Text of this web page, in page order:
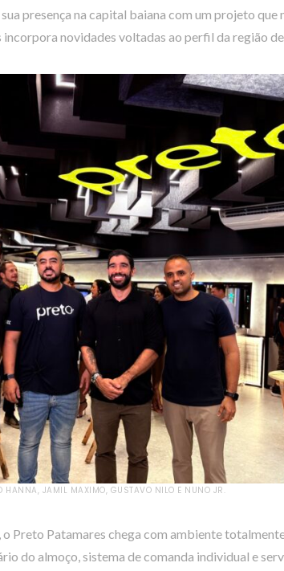
presença na capital baiana com um projeto que
incorpora novidades voltadas ao perfil da região
HANNA, JAMIL MAXIMO, GUSTAVO NILO E NUNO JR.
o Preto Patamares chega com ambiente
do almoço, sistema de comanda individual e